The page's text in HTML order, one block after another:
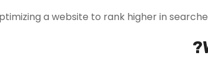
a website to rank higher in